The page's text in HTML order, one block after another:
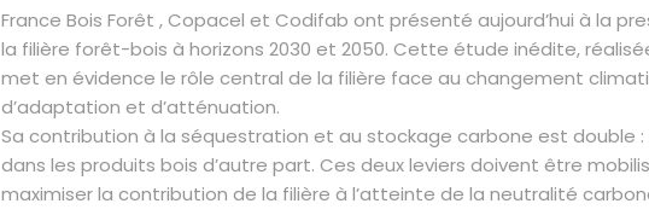
France Bois Forêt , Copacel et Codifab ont présenté aujourd’hui à la
la filière forêt-bois à horizons 2030 et 2050. Cette étude inédite,
met en évidence le rôle central de la filière face au changement
d’adaptation et d’atténuation.
Sa contribution à la séquestration et au stockage carbone est double
dans les produits bois d’autre part. Ces deux leviers doivent être
maximiser la contribution de la filière à l’atteinte de la neutralité